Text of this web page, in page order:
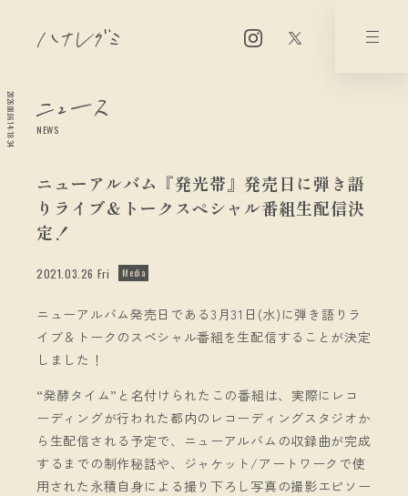
2026.08.06 14:18:34 NEWS
ニューアルバム『発光帯』発売日に弾き語
りライブ＆トークスペシャル番組生配信決
定！
2021.03.26 Fri Media
ニューアルバム発売日である3月31日(水)に弾き語りラ
イブ＆トークのスペシャル番組を生配信することが決定
しました！
“発酵タイム”と名付けられたこの番組は、実際にレコ
ーディングが行われた都内のレコーディングスタジオか
ら生配信される予定で、ニューアルバムの収録曲が完成
するまでの制作秘話や、ジャケット/アートワークで使
用された永積自身による撮り下ろし写真の撮影エピソー